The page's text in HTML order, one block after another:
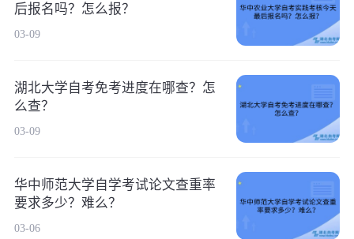
后报名吗？怎么报？
03-09
湖北大学自考免考进度在哪查？怎
么查？
03-09
华中师范大学自学考试论文查重率
要求多少？难么？
03-06